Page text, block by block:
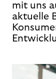
mit uns
aktuelle